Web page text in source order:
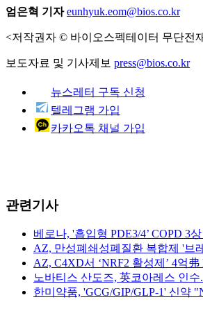
엄은혁 기자 eunhyuk.eom@bios.co.kr
<저작권자 © 바이오스펙테이터 무단전
보도자료 및 기사제보 press@bios.co.kr
뉴스레터 구독 신청
텔레그램 가입
카카오톡 채널 가입
관련기사
베로나, '흡입형 PDE3/4’ COPD 3
AZ, 만성폐쇄성폐질환 복합제 '브
AZ, C4XD서 ‘NRF2 활성제’ 4억弗
노바티스 산도즈, 英코아레스 인수
한미약품, 'GCG/GIP/GLP-1' 신약